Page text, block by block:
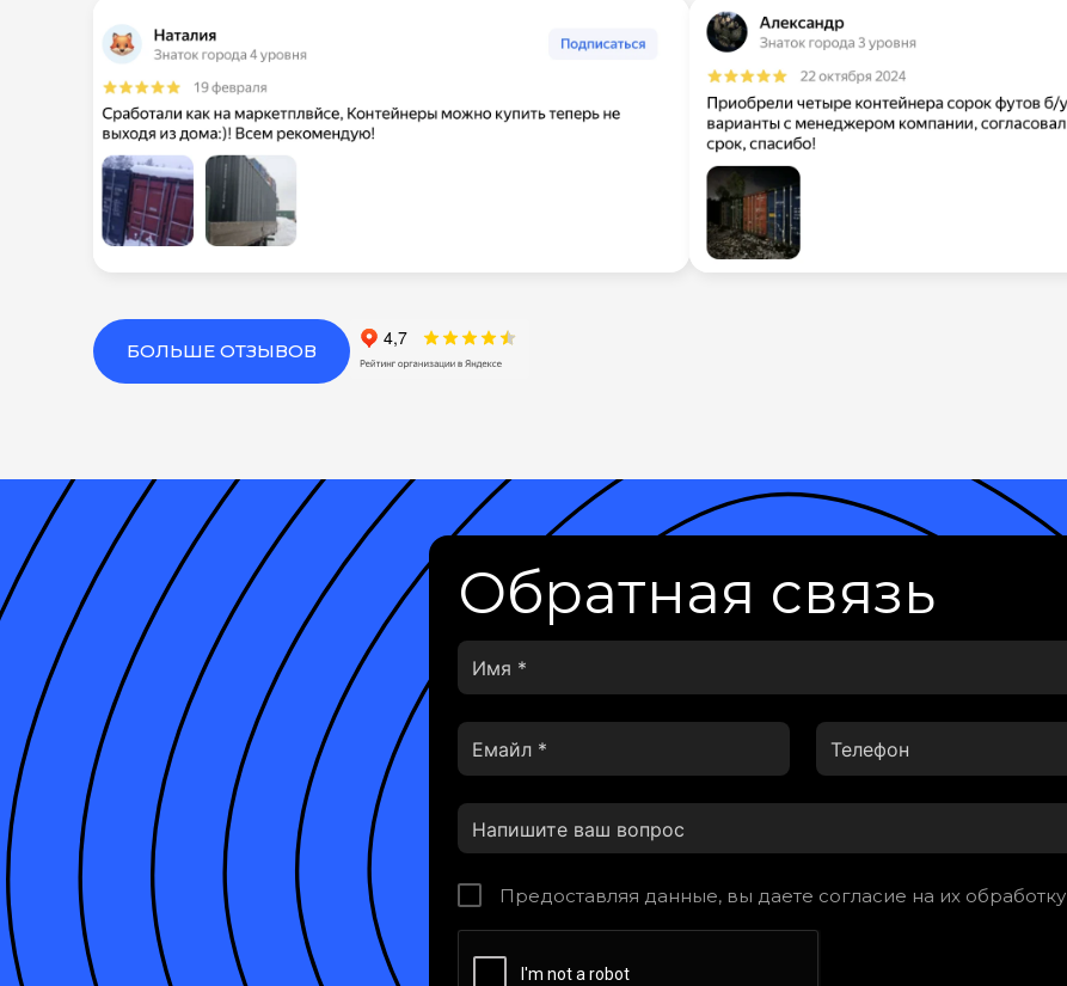
БОЛЬШЕ ОТЗЫВОВ
Обратная связь
Предоставляя данные, вы даете согласие на их обработку